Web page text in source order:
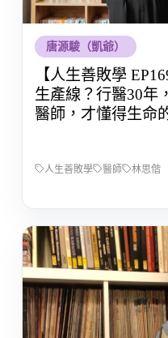
唐源駿（凱爺）
【人生善敗學
生產線？行醫30年
醫師，才懂得生命
人生善敗學 醫師 林思偕